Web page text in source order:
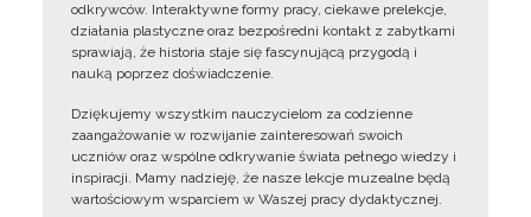
odkrywców. Interaktywne formy pracy, ciekawe prelekcje,
działania plastyczne oraz bezpośredni kontakt z zabytkami
sprawiają, że historia staje się fascynującą przygodą i
nauką poprzez doświadczenie.
Dziękujemy wszystkim nauczycielom za codzienne
zaangażowanie w rozwijanie zainteresowań swoich
uczniów oraz wspólne odkrywanie świata pełnego wiedzy i
inspiracji. Mamy nadzieję, że nasze lekcje muzealne będą
wartościowym wsparciem w Waszej pracy dydaktycznej.